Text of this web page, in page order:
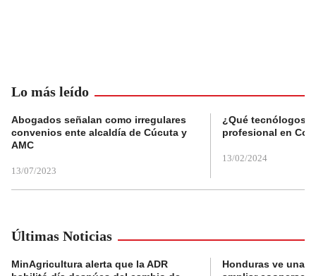
Lo más leído
Abogados señalan como irregulares
convenios ente alcaldía de Cúcuta y
AMC
13/07/2023
¿Qué tecnólogos
profesional en
13/02/2024
Últimas Noticias
MinAgricultura alerta que la ADR
Honduras ve una